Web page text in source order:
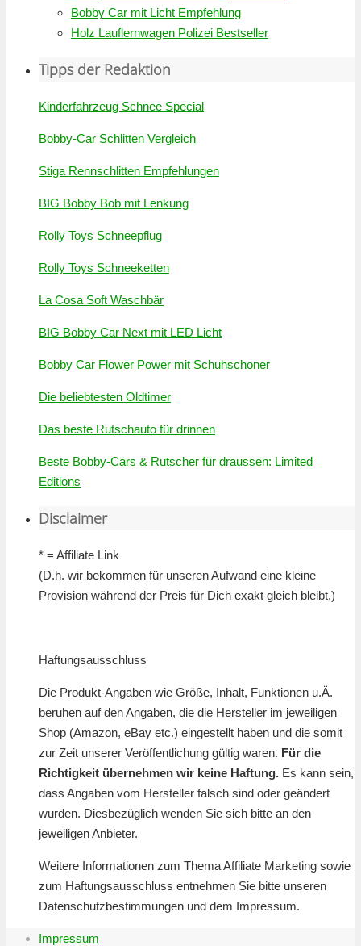
Bobby Car mit Licht Empfehlung
Holz Lauflernwagen Polizei Bestseller
Tipps der Redaktion
Kinderfahrzeug Schnee Special
Bobby-Car Schlitten Vergleich
Stiga Rennschlitten Empfehlungen
BIG Bobby Bob mit Lenkung
Rolly Toys Schneepflug
Rolly Toys Schneeketten
La Cosa Soft Waschbär
BIG Bobby Car Next mit LED Licht
Bobby Car Flower Power mit Schuhschoner
Die beliebtesten Oldtimer
Das beste Rutschauto für drinnen
Beste Bobby-Cars & Rutscher für draussen: Limited
Editions
Disclaimer
* = Affiliate Link
(D.h. wir bekommen für unseren Aufwand eine kleine
Provision während der Preis für Dich exakt gleich bleibt.)
Haftungsausschluss
Die Produkt-Angaben wie Größe, Inhalt, Funktionen u.Ä.
beruhen auf den Angaben, die die Hersteller im jeweiligen
Shop (Amazon, eBay etc.) eingestellt haben und die somit
zur Zeit unserer Veröffentlichung gültig waren. Für die
Richtigkeit übernehmen wir keine Haftung. Es kann sein,
dass Angaben vom Hersteller falsch sind oder geändert
wurden. Diesbezüglich wenden Sie sich bitte an den
jeweiligen Anbieter.
Weitere Informationen zum Thema Affiliate Marketing sowie
zum Haftungsausschluss entnehmen Sie bitte unseren
Datenschutzbestimmungen und dem Impressum.
Impressum